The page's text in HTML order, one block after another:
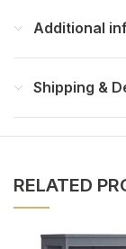
Additional
Shipping &
RELATED